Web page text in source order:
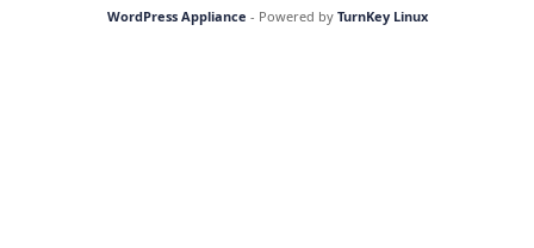
WordPress Appliance - Powered by TurnKey Linux